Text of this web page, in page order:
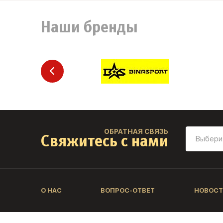
Наши бренды
ОБРАТНАЯ СВЯЗЬ
Свяжитесь с нами
О НАС ВОПРОС-ОТВЕТ